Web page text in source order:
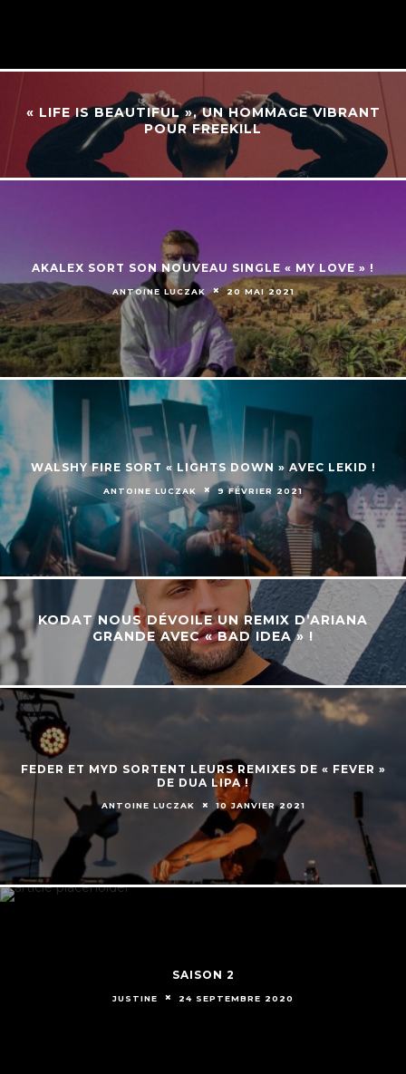
« LIFE IS BEAUTIFUL », UN HOMMAGE VIBRANT
POUR FREEKILL
AKALEX SORT SON NOUVEAU SINGLE « MY LOVE » !
ANTOINE LUCZAK 20 MAI 2021
WALSHY FIRE SORT « LIGHTS DOWN » AVEC LEKID !
ANTOINE LUCZAK 9 FÉVRIER 2021
KODAT NOUS DÉVOILE UN REMIX D’ARIANA
GRANDE AVEC « BAD IDEA » !
FEDER ET MYD SORTENT LEURS REMIXES DE « FEVER »
DE DUA LIPA !
ANTOINE LUCZAK 10 JANVIER 2021
SAISON 2
JUSTINE 24 SEPTEMBRE 2020